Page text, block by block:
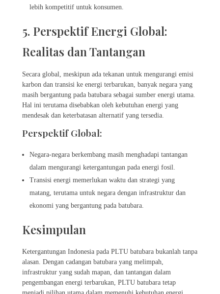
lebih kompetitif untuk konsumen.
5. Perspektif Energi Global:
Realitas dan Tantangan
Secara global, meskipun ada tekanan untuk mengurangi emisi
karbon dan transisi ke energi terbarukan, banyak negara yang
masih bergantung pada batubara sebagai sumber energi utama.
Hal ini terutama disebabkan oleh kebutuhan energi yang
mendesak dan keterbatasan alternatif yang tersedia.
Perspektif Global:
Negara-negara berkembang masih menghadapi tantangan
dalam mengurangi ketergantungan pada energi fosil.
Transisi energi memerlukan waktu dan strategi yang
matang, terutama untuk negara dengan infrastruktur dan
ekonomi yang bergantung pada batubara.
Kesimpulan
Ketergantungan Indonesia pada PLTU batubara bukanlah tanpa
alasan. Dengan cadangan batubara yang melimpah,
infrastruktur yang sudah mapan, dan tantangan dalam
pengembangan energi terbarukan, PLTU batubara tetap